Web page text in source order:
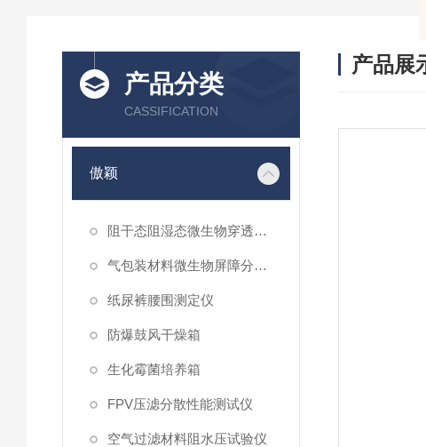
产品分类
CASSIFICATION
傲颖
阻干态阻湿态微生物穿透性能测试仪
气包装材料微生物屏障分等试验仪
纸尿裤腰围测定仪
防爆鼓风干燥箱
生化霉菌培养箱
FPV压滤分散性能测试仪
空气过滤材料阻水压试验仪
产品展